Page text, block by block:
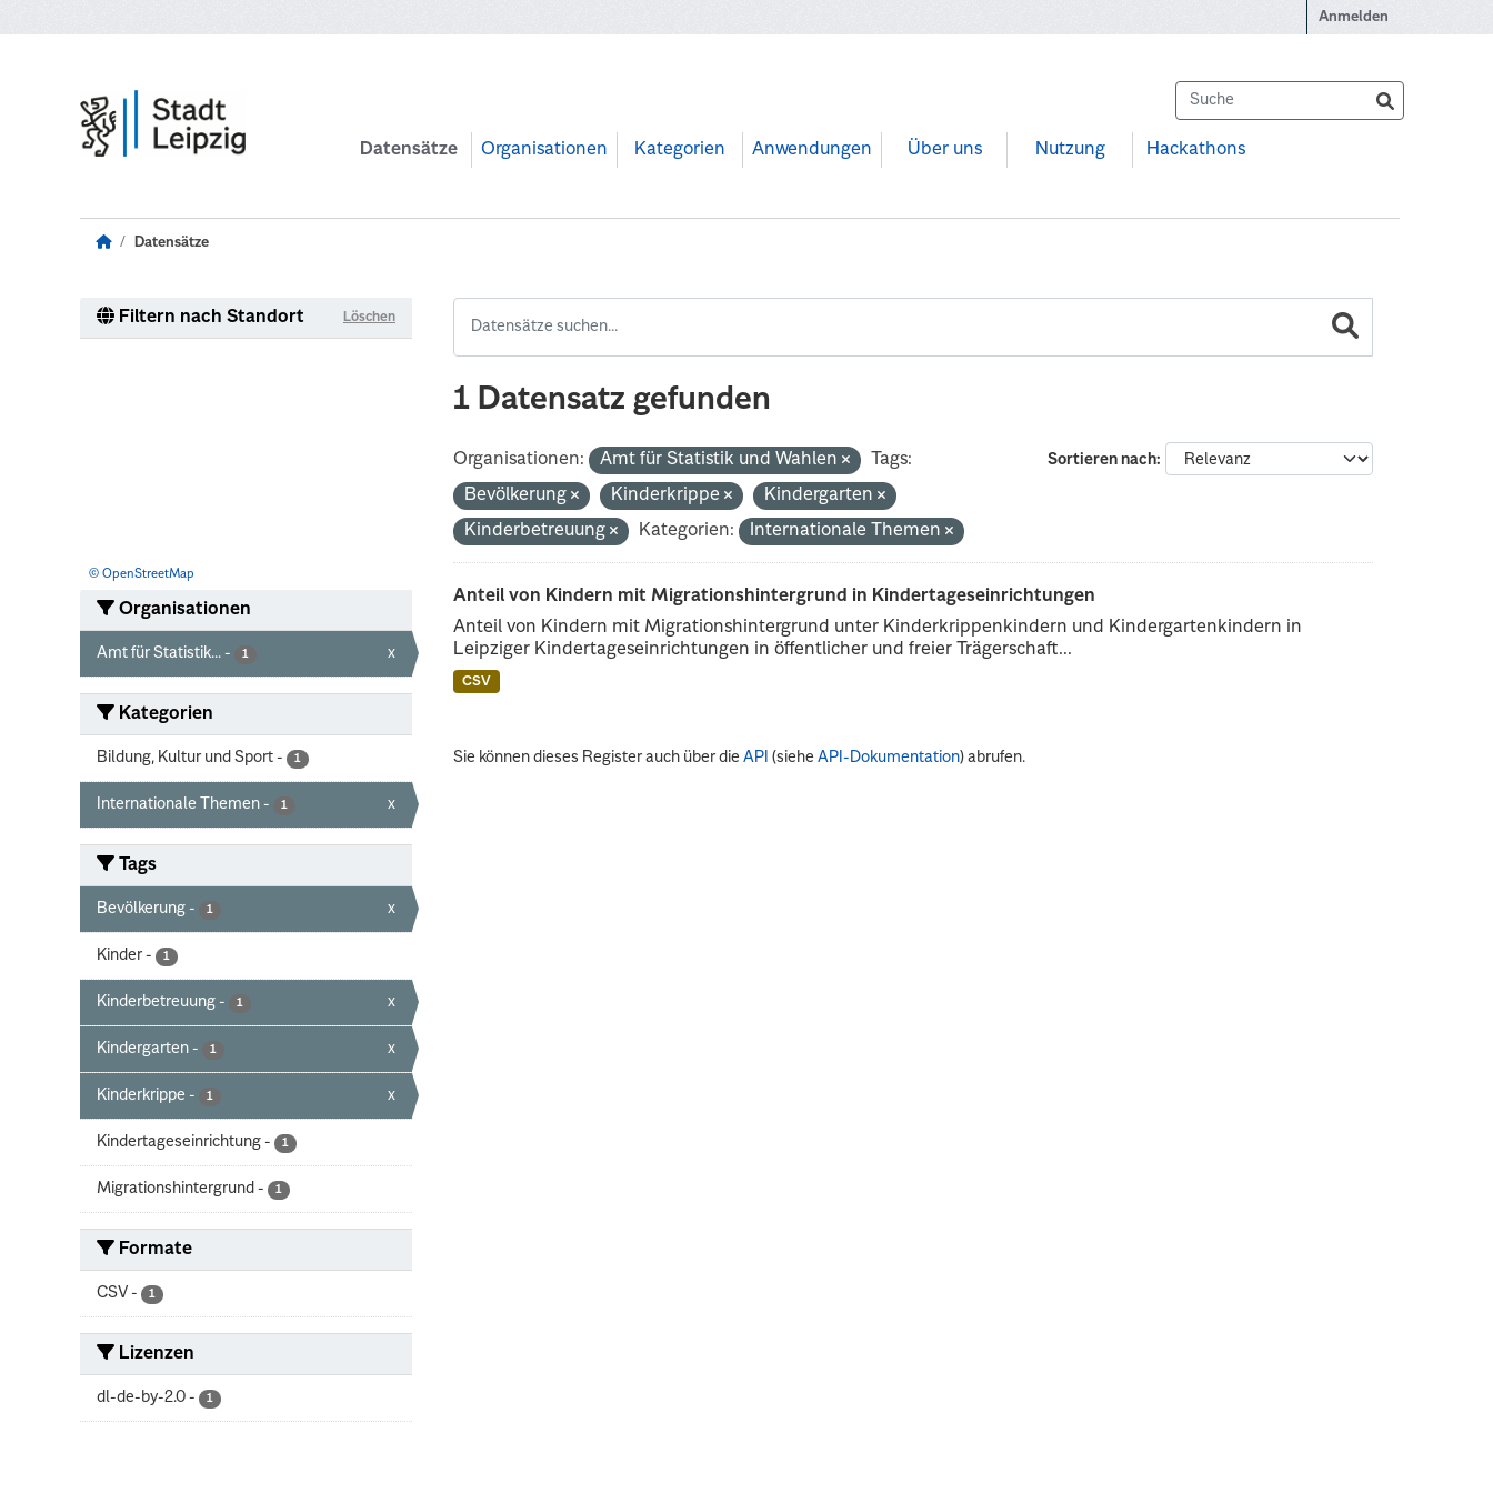
Anmelden
Datensätze Organisationen Kategorien Anwendungen Über uns Nutzung Hackathons
Datensätze
Filtern nach Standort Löschen
© OpenStreetMap
Organisationen
Amt für Statistik... - 1 x
Kategorien
Bildung, Kultur und Sport - 1
Internationale Themen - 1 x
Tags
Bevölkerung - 1 x
Kinder - 1
Kinderbetreuung - 1 x
Kindergarten - 1 x
Kinderkrippe - 1 x
Kindertageseinrichtung - 1
Migrationshintergrund - 1
Formate
CSV - 1
Lizenzen
dl-de-by-2.0 - 1
1 Datensatz gefunden
Sortieren nach
Organisationen: Amt für Statistik und Wahlen
Tags:
Bevölkerung
Kinderkrippe
Kindergarten
Kinderbetreuung
Kategorien: Internationale Themen
Anteil von Kindern mit Migrationshintergrund in Kindertageseinrichtungen
Anteil von Kindern mit Migrationshintergrund unter Kinderkrippenkindern und Kindergartenkindern in
Leipziger Kindertageseinrichtungen in öffentlicher und freier Trägerschaft...
CSV
Sie können dieses Register auch über dieAPI (sieheAPI-Dokumentation) abrufen.